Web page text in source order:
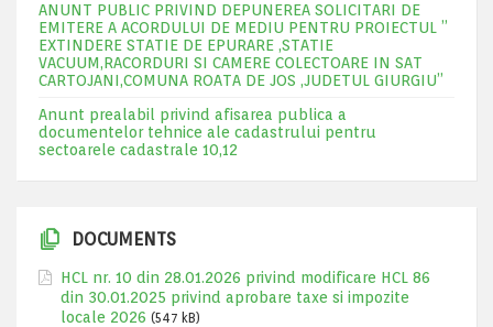
ANUNT PUBLIC PRIVIND DEPUNEREA SOLICITARI DE
EMITERE A ACORDULUI DE MEDIU PENTRU PROIECTUL ”
EXTINDERE STATIE DE EPURARE ,STATIE
VACUUM,RACORDURI SI CAMERE COLECTOARE IN SAT
CARTOJANI,COMUNA ROATA DE JOS ,JUDETUL GIURGIU”
Anunt prealabil privind afisarea publica a
documentelor tehnice ale cadastrului pentru
sectoarele cadastrale 10,12
DOCUMENTS
HCL nr. 10 din 28.01.2026 privind modificare HCL 86
din 30.01.2025 privind aprobare taxe si impozite
locale 2026 (547 kB)